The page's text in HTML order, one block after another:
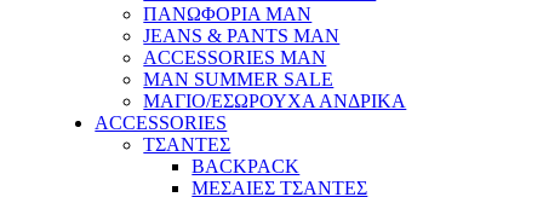
ΠΑΝΩΦΟΡΙΑ MAN
JEANS & PANTS MAN
ACCESSORIES MAN
MAN SUMMER SALE
ΜΑΓΙΟ/ΕΣΩΡΟΥΧΑ ΑΝΔΡΙΚΑ
ACCESSORIES
ΤΣΑΝΤΕΣ
BACKPACK
ΜΕΣΑΙΕΣ ΤΣΑΝΤΕΣ